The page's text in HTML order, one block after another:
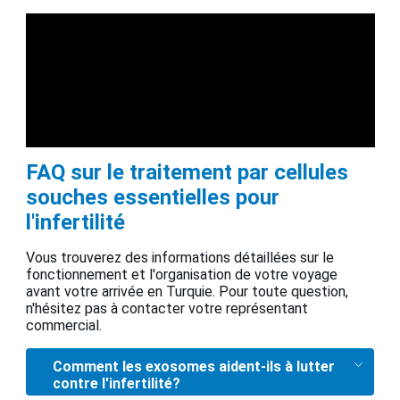
FAQ sur le traitement par cellules
souches essentielles pour
l'infertilité
Vous trouverez des informations détaillées sur le
fonctionnement et l'organisation de votre voyage
avant votre arrivée en Turquie. Pour toute question,
n'hésitez pas à contacter votre représentant
commercial.
Comment les exosomes aident-ils à lutter
contre l'infertilité?